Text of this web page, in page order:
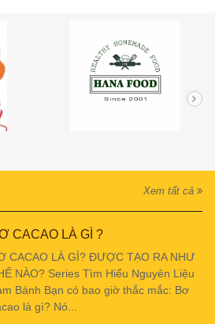
Xem tất cả
CACAO LÀ GÌ ?
CACAO LÀ GÌ? ĐƯỢC TẠO RA NHƯ
NÀO? Series Tìm Hiểu Nguyên Liệu
Bánh Bạn có bao giờ thắc mắc: Bơ
là gì? Nó...